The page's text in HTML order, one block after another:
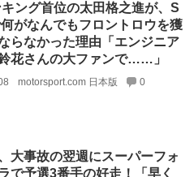
ング首位の太田格之進が、S
がなんでもフロントロウを獲
らなかった理由「エンジニア
花さんの大ファンで……」
motorsport.com 日本版 0
大事故の翌週にスーパーフォ
で予選3番手の好走！「早く